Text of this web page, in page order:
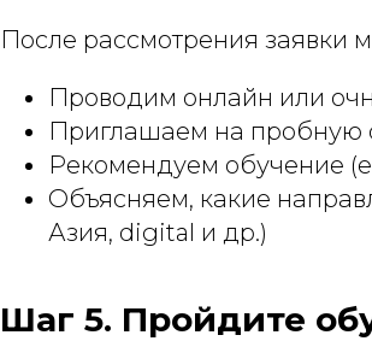
После рассмотрения заявки
Проводим онлайн или
Приглашаем на пробную
Рекомендуем обучение
Объясняем, какие
Азия, digital и др.)
Шаг 5. Пройдите